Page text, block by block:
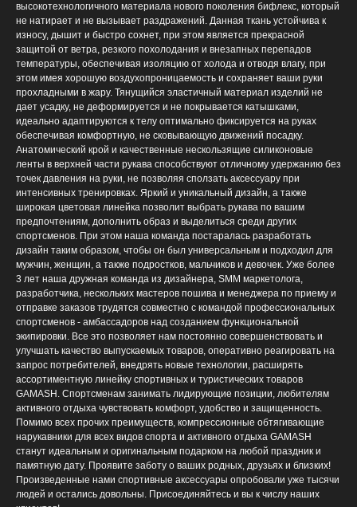
высокотехнологичного материала нового поколения бифлекс, который
не натирает и не вызывает раздражений. Данная ткань устойчива к
износу, дышит и быстро сохнет, при этом является прекрасной
защитой от ветра, резкого похолодания и внезапных перепадов
температуры, обеспечивая изоляцию от холода и отводя влагу, при
этом имея хорошую воздухопроницаемость и сохраняет ваши руки
прохладными в жару. Тянущийся эластичный материал изделий не
дает усадку, не деформируется и не покрывается катышками,
идеально адаптируются к телу оптимально фиксируется на руках
обеспечивая комфортную, не сковывающую движений посадку.
Анатомический крой и качественные нескользящие силиконовые
ленты в верхней части рукава способствуют отличному удержанию без
точек давления на руки, не позволяя сползать аксессуару при
интенсивных тренировках. Яркий и уникальный дизайн, а также
широкая цветовая линейка позволит выбрать рукава по вашим
предпочтениям, дополнить образ и выделиться среди других
спортсменов. При этом наша команда постаралась разработать
дизайн таким образом, чтобы он был универсальным и подходил для
мужчин, женщин, а также подростков, мальчиков и девочек. Уже более
3 лет наша дружная команда из дизайнера, SMM маркетолога,
разработчика, нескольких мастеров пошива и менеджера по приему и
отправке заказов трудятся совместно с командой профессиональных
спортсменов - амбассадоров над созданием функциональной
экипировки. Все это позволяет нам постоянно совершенствовать и
улучшать качество выпускаемых товаров, оперативно реагировать на
запрос потребителей, внедрять новые технологии, расширять
ассортиментную линейку спортивных и туристических товаров
GAMASH. Спортсменам занимать лидирующие позиции, любителям
активного отдыха чувствовать комфорт, удобство и защищенность.
Помимо всех прочих преимуществ, компрессионные обтягивающие
нарукавники для всех видов спорта и активного отдыха GAMASH
станут идеальным и оригинальным подарком на любой праздник и
памятную дату. Проявите заботу о ваших родных, друзьях и близких!
Произведенные нами спортивные аксессуары опробовали уже тысячи
людей и остались довольны. Присоединяйтесь и вы к числу наших